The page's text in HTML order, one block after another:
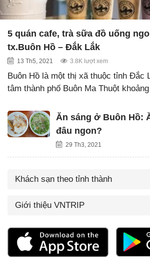
5 quán cafe, trà sữa đồ uống
tx.Buôn Hồ – Đắk Lắk
13 Th5, 2021 3.8K lượt xem
Buôn Hồ là một thị xã thuộc tỉnh Đắc
tâm thành phố Buôn Ma Thuột
Ăn sáng ở Buôn Hồ:
đâu ngon?
29 Th3, 2021
Khách sạn theo tỉnh thành
Giới thiệu VNTRIP